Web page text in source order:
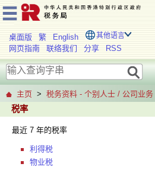
桌面版 繁 English 其他语言
网页指南 联络我们 分享 RSS
主页 > 税务资料 - 个别人士 / 公司业务
税率
最近 7 年的税率
利得税
物业税